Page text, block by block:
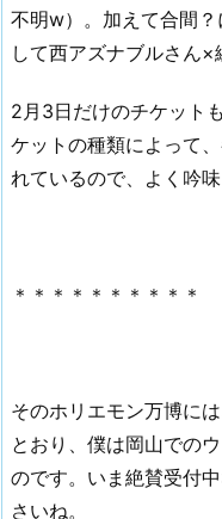
不明w）。加えて合間
して西アズナブルさん×
2月3日だけのチケット
ケットの種類によって
れているので、よく吟
＊＊＊＊＊＊＊＊＊＊
そのホリエモン万博に
とおり、僕は岡山での
のです。いま絶賛受付
さいね。